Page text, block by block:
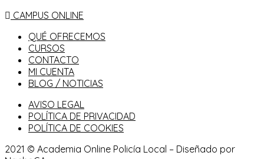
CAMPUS ONLINE
QUÉ OFRECEMOS
CURSOS
CONTACTO
MI CUENTA
BLOG / NOTICIAS
AVISO LEGAL
POLÍTICA DE PRIVACIDAD
POLÍTICA DE COOKIES
2021 © Academia Online Policía Local – Diseñado por